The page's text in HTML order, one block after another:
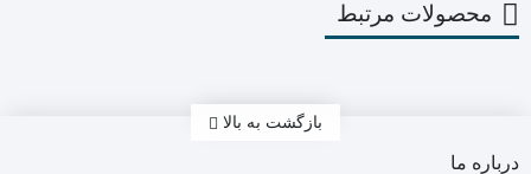
محصولات مرتبط
بازگشت به بالا
درباره ما